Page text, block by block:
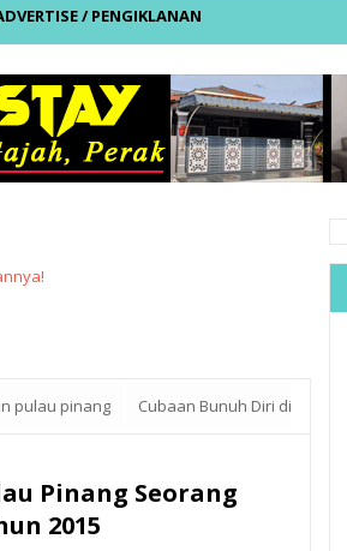
/ PENGIKLANAN
pulau pinang Cubaan Bunuh Diri di
Pinang Seorang
2015